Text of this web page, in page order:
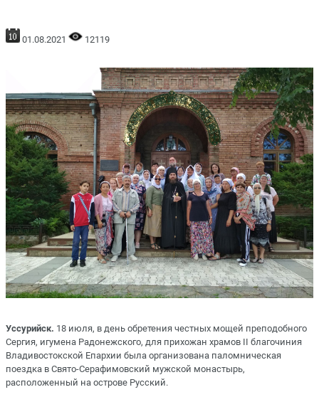
01.08.2021 12119
Уссурийск. 18 июля, в день обретения честных мощей преподобного
Сергия, игумена Радонежского, для прихожан храмов II благочиния
Владивостокской Епархии была организована паломническая
поездка в Свято-Серафимовский мужской монастырь,
расположенный на острове Русский.